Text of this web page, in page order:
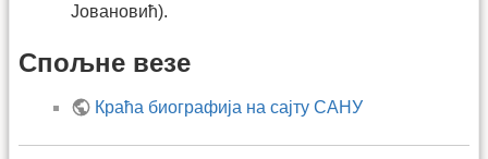
Јовановић).
Спољне везе
Краћа биографија на сајту САНУ